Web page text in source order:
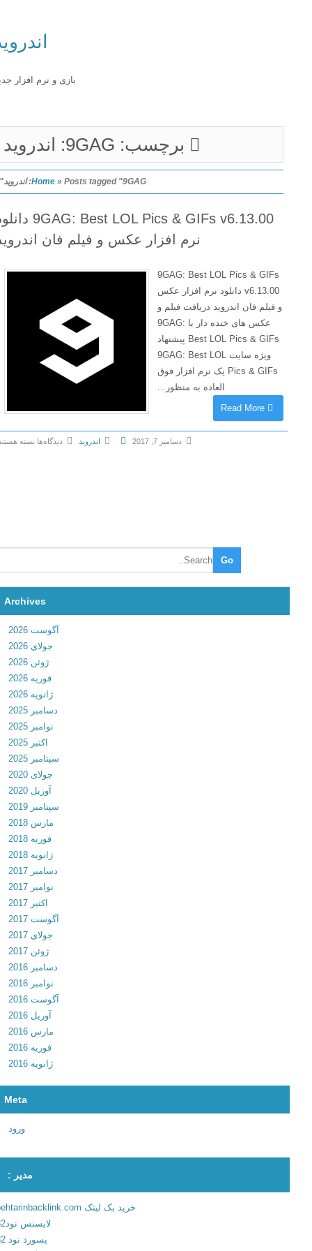
اندروید
بازی و نرم افزار جدید
برچسب: 9GAG: اندروید
Home»Posts tagged "9GAG: اندروید"
9GAG: Best LOL Pics & GIFs v6.13.00 دانلود
نرم افزار عکس و فیلم فان اندروید
9GAG: Best LOL Pics & GIFs
v6.13.00 دانلود نرم افزار عکس
و فیلم فان اندروید دریافت فیلم و
عکس های خنده دار با 9GAG:
Best LOL Pics & GIFs پیشنهاد
ویژه سایت 9GAG: Best LOL
Pics & GIFs یک نرم افزار فوق
العاده به منظور...
Read More
دسامبر 7, 2017 اندروید
دیدگاه‌ها
:
e
s
O
L
P
s
&
G
I
F
s
v
6
.
3
0
د
ا
ل
و
د
م
ع
س
بسته هستند
Archives
آگوست 2026
جولای 2026
ژوئن 2026
فوریه 2026
ژانویه 2026
دسامبر 2025
نوامبر 2025
سپتامبر 2025
جولای 2020
آوریل 2020
سپتامبر 2019
مارس 2018
فوریه 2018
ژانویه 2018
دسامبر 2017
نوامبر 2017
آگوست 2017
جولای 2017
ژوئن 2017
دسامبر 2016
نوامبر 2016
آگوست 2016
آوریل 2016
مارس 2016
فوریه 2016
ژانویه 2016
Meta
مدیر :
خرید بک لینک behtarinbacklink.com
لایسنس نود32
پسورد نود 32